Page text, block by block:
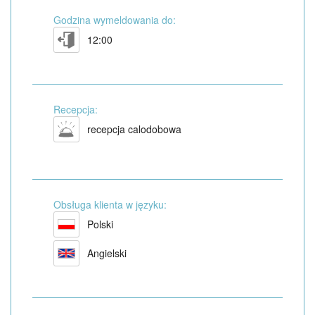
Godzina wymeldowania do:
12:00
Recepcja:
recepcja calodobowa
Obsługa klienta w języku:
Polski
Angielski